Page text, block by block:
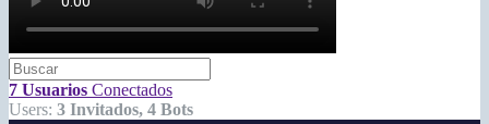
7 Usuarios Conectados
Users: 3 Invitados, 4 Bots